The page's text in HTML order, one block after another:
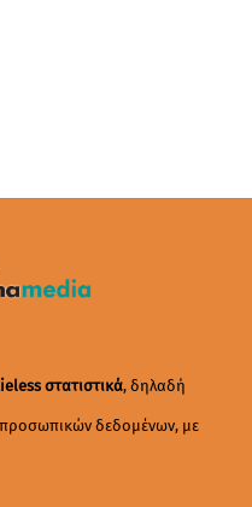
στατιστικά, δηλαδή
δεδομένων, με